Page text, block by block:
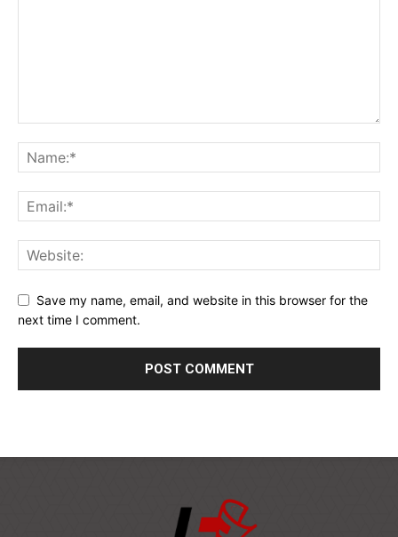
Save my name, email, and website in this browser for the
next time I comment.